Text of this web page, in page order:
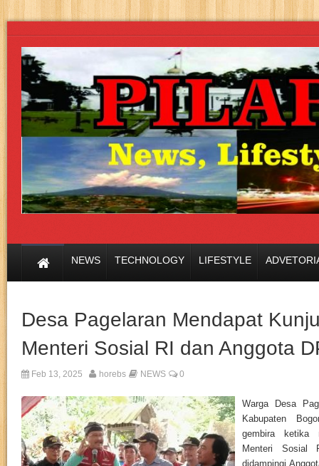
NEWS TECHNOLOGY LIFESTYLE
Desa Pagelaran Mendapat
Menteri Sosial RI dan Anggota
Feb 13, 2025 horebs NEWS 0
Warga Desa
Kabupaten
gembira ketika
Menteri Sosial
didampingi